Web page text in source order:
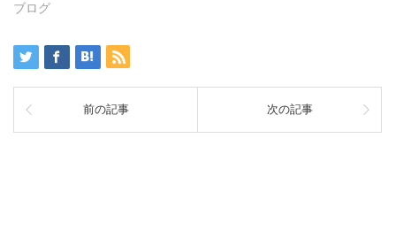
ブログ
前の記事 次の記事